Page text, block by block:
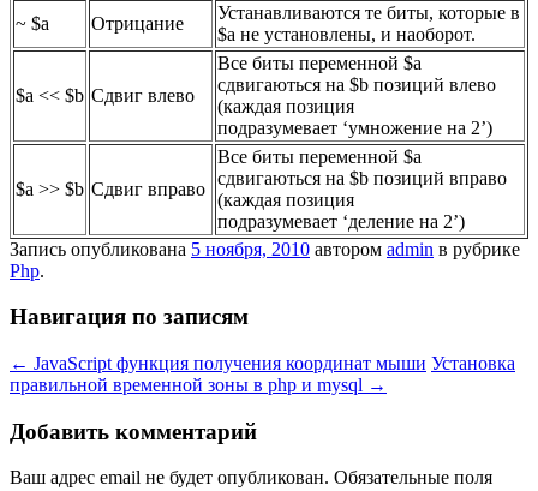
~ $a
Отрицание
Устанавливаются те биты, которые в
$a не установлены, и наоборот.
$a << $b Сдвиг влево
Все биты переменной $a
сдвигаються на $b позиций влево
(каждая позиция
подразумевает ‘умножение на 2’)
$a >> $b Сдвиг вправо
Все биты переменной $a
сдвигаються на $b позиций вправо
(каждая позиция
подразумевает ‘деление на 2’)
Запись опубликована 5 ноября, 2010 автором admin в рубрике
Php.
Навигация по записям
← JavaScript функция получения координат мыши Установка
правильной временной зоны в php и mysql →
Добавить комментарий
Ваш адрес email не будет опубликован. Обязательные поля